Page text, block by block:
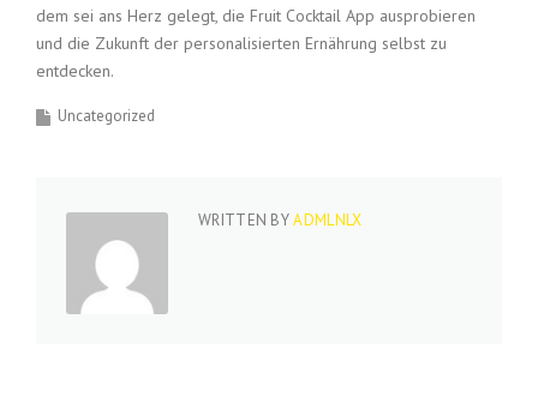
dem sei ans Herz gelegt, die Fruit Cocktail App ausprobieren
und die Zukunft der personalisierten Ernährung selbst zu
entdecken.
Uncategorized
WRITTEN BYADMLNLX